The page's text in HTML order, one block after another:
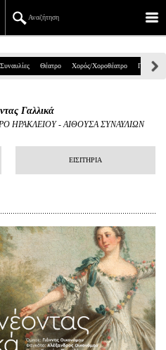
Αναζήτηση
39, Αθήνα
Συναυλίες Θέατρο Χορός/Χοροθέατρο Παιδικά
Γαλλικά
ΗΡΑΚΛΕΙΟΥ-ΑΙΘΟΥΣΑ ΣΥΝΑΥΛΙΩΝ
ΕΙΣΙΤΗΡΙΑ